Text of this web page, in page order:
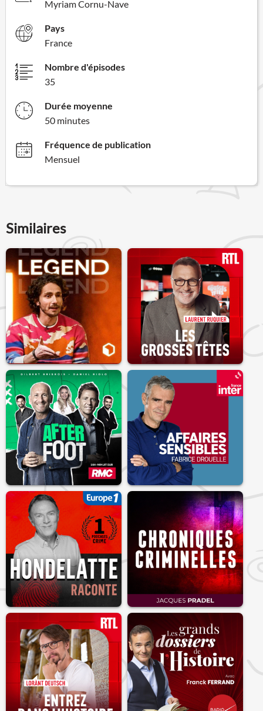
Myriam Cornu-Nave
Pays
France
Nombre d'épisodes
35
Durée moyenne
50 minutes
Fréquence de publication
Mensuel
Similaires